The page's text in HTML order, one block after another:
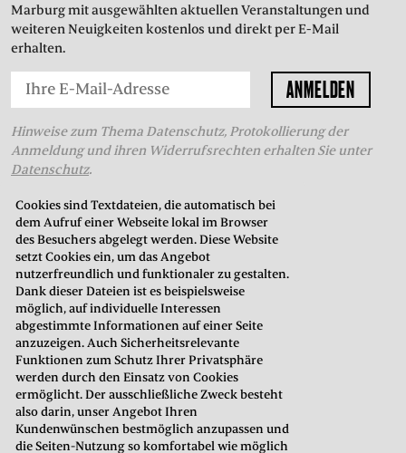
Cookies sind Textdateien, die automatisch bei
dem Aufruf einer Webseite lokal im Browser
des Besuchers abgelegt werden. Diese Website
setzt Cookies ein, um das Angebot
nutzerfreundlich und funktionaler zu gestalten.
Dank dieser Dateien ist es beispielsweise
möglich, auf individuelle Interessen
abgestimmte Informationen auf einer Seite
anzuzeigen. Auch Sicherheitsrelevante
Funktionen zum Schutz Ihrer Privatsphäre
werden durch den Einsatz von Cookies
ermöglicht. Der ausschließliche Zweck besteht
also darin, unser Angebot Ihren
Kundenwünschen bestmöglich anzupassen und
die Seiten-Nutzung so komfortabel wie möglich
Marburg mit ausgewählten aktuellen Veranstaltungen und
weiteren Neuigkeiten kostenlos und direkt per E-Mail
erhalten.
Hinweise zum Thema Datenschutz, Protokollierung der
Anmeldung und ihren Widerrufsrechten erhalten Sie unter
Datenschutz.
THEATERKASSE
in der Oberstadt
Neustadt 7
35037 Marburg
Telefon: 06421. 99 02 70
E-Mail:kasse@hltm.de
Öffnungszeiten:
Montag bis Freitag: 10.00–18.00 Uhr
Samstag: 10.00–15.00 Uhr